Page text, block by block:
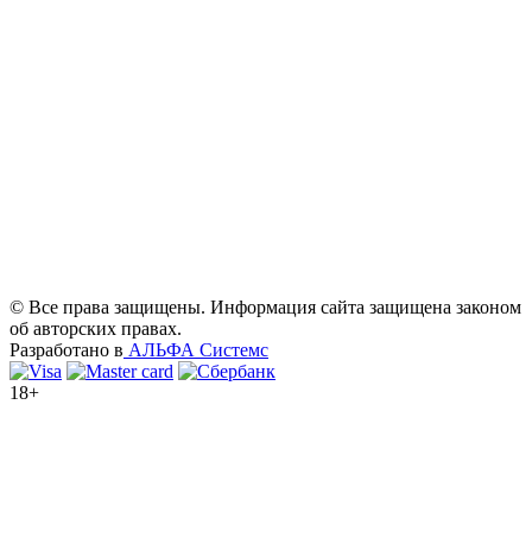
© Все права защищены. Информация сайта защищена законом
об авторских правах.
Разработано в АЛЬФА Системс
18+